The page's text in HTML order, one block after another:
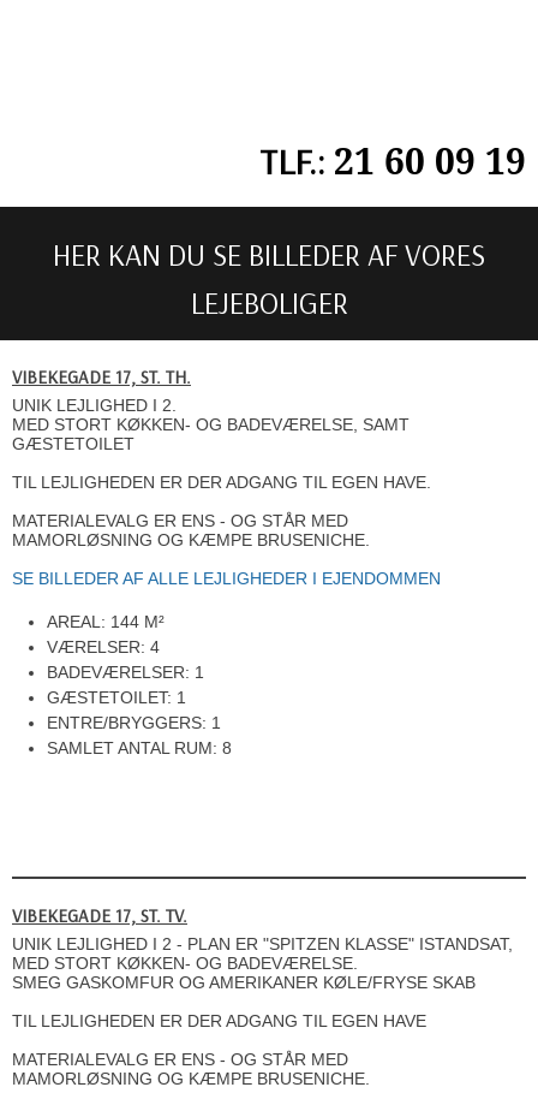
TLF.: ​​ 21 60 09 19
​HER KAN DU SE BILLEDER AF VORES
LEJEBOLIGER
VIBEKEGADE 17, ST. TH.
​UNIK LEJLIGHED I 2.
MED STORT KØKKEN- OG BADEVÆRELSE, SAMT
GÆSTETOILET
TIL LEJLIGHEDEN ER DER ADGANG TIL EGEN HAVE.
MATERIALEVALG ER ENS - OG STÅR MED
MAMORLØSNING OG KÆMPE BRUSENICHE.
SE BILLEDER AF ALLE LEJLIGHEDER I EJENDOMMEN
AREAL: 144 M²
VÆRELSER: 4
BADEVÆRELSER: 1
GÆSTETOILET: 1
ENTRE/BRYGGERS: 1
SAMLET ANTAL RUM: 8
VIBEKEGADE 17, ST. TV.
UNIK LEJLIGHED I 2 - PLAN ER "SPITZEN KLASSE" ISTANDSAT,
MED STORT KØKKEN- OG BADEVÆRELSE.
SMEG GASKOMFUR OG AMERIKANER KØLE/FRYSE SKAB
TIL LEJLIGHEDEN ER DER ADGANG TIL EGEN HAVE
MATERIALEVALG ER ENS - OG STÅR MED
MAMORLØSNING OG KÆMPE BRUSENICHE.